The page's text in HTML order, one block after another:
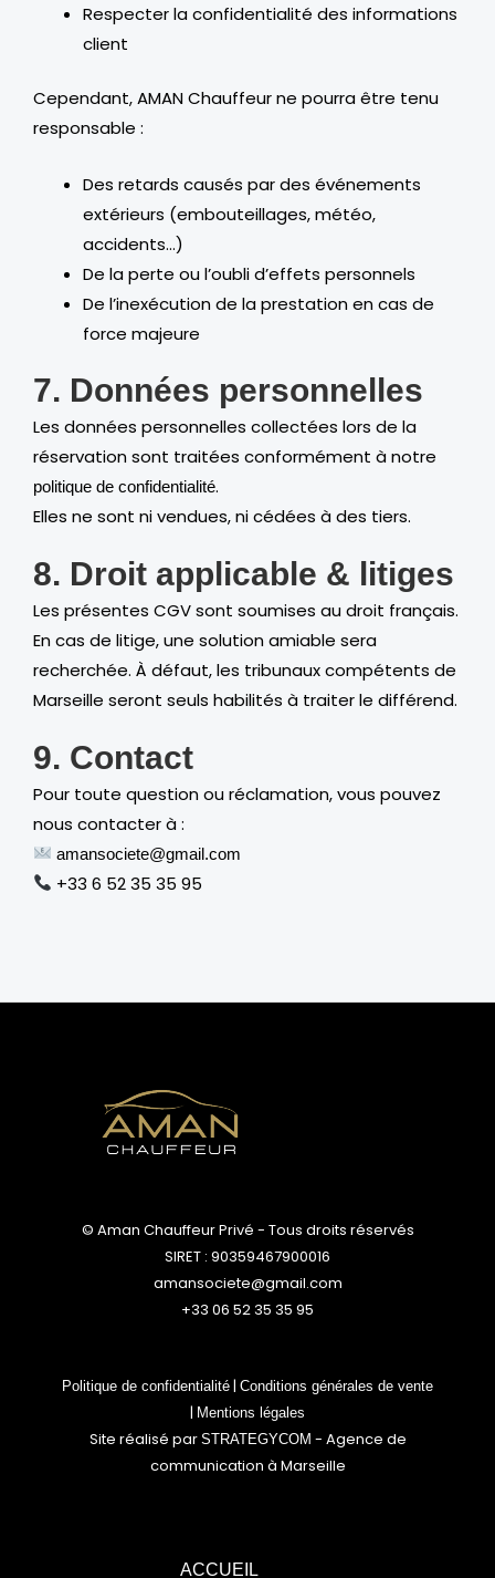
Respecter la confidentialité des informations
client
Cependant, AMAN Chauffeur ne pourra être tenu
responsable :
Des retards causés par des événements
extérieurs (embouteillages, météo,
accidents…)
De la perte ou l’oubli d’effets personnels
De l’inexécution de la prestation en cas de
force majeure
7. Données personnelles
Les données personnelles collectées lors de la
réservation sont traitées conformément à notre
politique de confidentialité.
Elles ne sont ni vendues, ni cédées à des tiers.
8. Droit applicable & litiges
Les présentes CGV sont soumises au droit français.
En cas de litige, une solution amiable sera
recherchée. À défaut, les tribunaux compétents de
Marseille seront seuls habilités à traiter le différend.
9. Contact
Pour toute question ou réclamation, vous pouvez
nous contacter à :
amansociete@gmail.com
+33 6 52 35 35 95
© Aman Chauffeur Privé - Tous droits réservés
SIRET : 90359467900016
amansociete@gmail.com
+33 06 52 35 35 95
Politique de confidentialité | Conditions générales de vente
| Mentions légales
Site réalisé par STRATEGYCOM - Agence de
communication à Marseille
ACCUEIL